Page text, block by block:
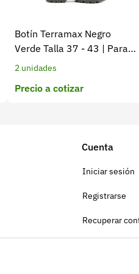
Botín Terramax Negro
Verde Talla 37 - 43 | Para
trabajo diario y campo
2 unidades
Precio a cotizar
Cuenta
Iniciar sesión
Registrarse
Recuperar